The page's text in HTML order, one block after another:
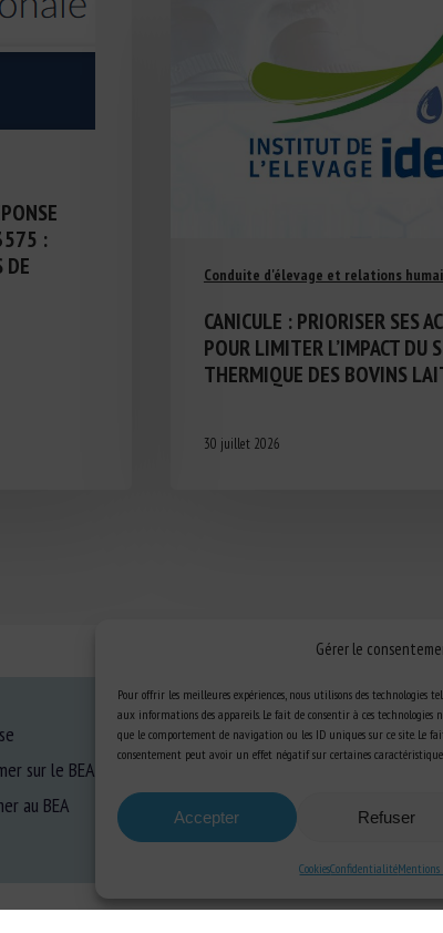
Gérer le
Pour offrir les meilleures expériences, nous utilisons des technologies
aux informations des appareils. Le fait de consentir à ces technologies
que le comportement de navigation ou les ID uniques sur ce site. Le
consentement peut avoir un effet négatif sur certaines
Accepter Refuser
CookiesConfidentialitéMentions
:
DE
Conduite d'élevage et relations
CANICULE : PRIORISER SES
POUR LIMITER L’IMPACT DU
THERMIQUE DES BOVINS
30 juillet 2026
sur le BEA
au BEA
Ressources